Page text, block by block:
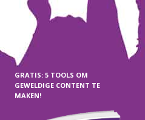
GRATIS: 5 TOOLS OM
GEWELDIGE CONTENT TE
MAKEN!